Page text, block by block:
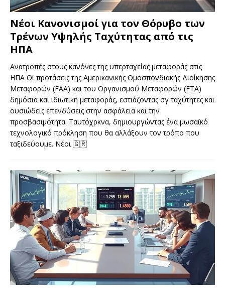
Νέοι Κανονισμοί για τον Θόρυβο των
Τρένων Υψηλής Ταχύτητας από τις
ΗΠΑ
Ανατροπές στους κανόνες της υπερταχείας μεταφοράς στις
ΗΠΑ Οι προτάσεις της Αμερικανικής Ομοσπονδιακής Διοίκησης
Μεταφορών (FAA) και του Οργανισμού Μεταφορών (FTA)
δημόσια και ιδιωτική μεταφοράς, εστιάζοντας σγ ταχύτητες και
ουσιώδεις επενδύσεις στην ασφάλεια και την
προσβασιμότητα. Ταυτόχρκνα, δημιουργώντας ένα μωσαϊκό
τεχνολογικό πρόκληση που θα αλλάξουν τον τρόπο που
ταξιδεύουμε. Νέοι🇬🇷